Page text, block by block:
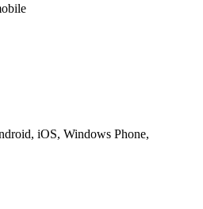
iOS, Windows Phone,